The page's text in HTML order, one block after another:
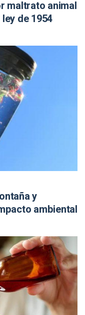
maltrato animal
de 1954
y
ambiental